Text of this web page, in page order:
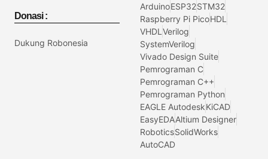
Donasi :
Dukung Robonesia
ArduinoESP32STM32
Raspberry Pi PicoHDL
VHDL Verilog
SystemVerilog
Vivado Design Suite
Pemrograman C
Pemrograman C++
Pemrograman Python
EAGLE AutodeskKiCAD
EasyEDAAltium Designer
RoboticsSolidWorks
AutoCAD